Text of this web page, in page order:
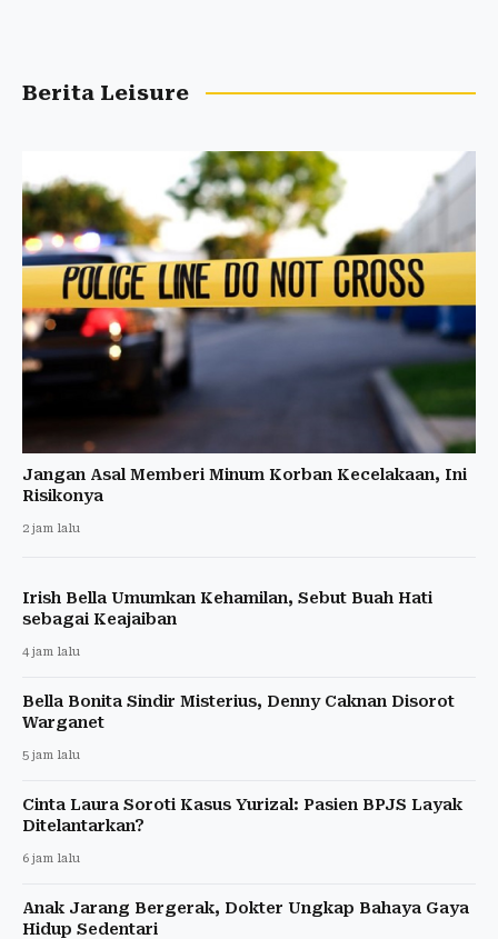
Berita Leisure
Jangan Asal Memberi Minum Korban Kecelakaan, Ini
Risikonya
2 jam lalu
Irish Bella Umumkan Kehamilan, Sebut Buah Hati
sebagai Keajaiban
4 jam lalu
Bella Bonita Sindir Misterius, Denny Caknan Disorot
Warganet
5 jam lalu
Cinta Laura Soroti Kasus Yurizal: Pasien BPJS Layak
Ditelantarkan?
6 jam lalu
Anak Jarang Bergerak, Dokter Ungkap Bahaya Gaya
Hidup Sedentari